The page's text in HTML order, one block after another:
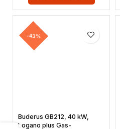
-43%
Buderus GB212, 40 kW,
Logano plus Gas-